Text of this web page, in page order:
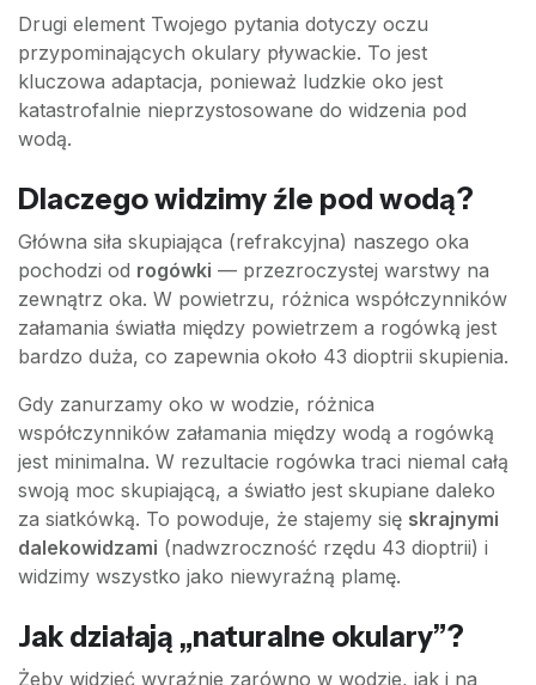
Drugi element Twojego pytania dotyczy oczu
przypominających okulary pływackie. To jest
kluczowa adaptacja, ponieważ ludzkie oko jest
katastrofalnie nieprzystosowane do widzenia pod
wodą.
Dlaczego widzimy źle pod wodą?
Główna siła skupiająca (refrakcyjna) naszego oka
pochodzi od rogówki — przezroczystej warstwy na
zewnątrz oka. W powietrzu, różnica współczynników
załamania światła między powietrzem a rogówką jest
bardzo duża, co zapewnia około 43 dioptrii skupienia.
Gdy zanurzamy oko w wodzie, różnica
współczynników załamania między wodą a rogówką
jest minimalna. W rezultacie rogówka traci niemal całą
swoją moc skupiającą, a światło jest skupiane daleko
za siatkówką. To powoduje, że stajemy się skrajnymi
dalekowidzami (nadwzroczność rzędu 43 dioptrii) i
widzimy wszystko jako niewyraźną plamę.
Jak działają „naturalne okulary”?
Żeby widzieć wyraźnie zarówno w wodzie, jak i na